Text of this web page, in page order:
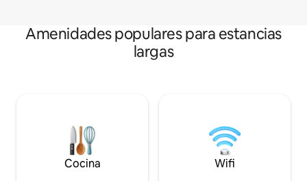
Amenidades populares para estancias
largas
Cocina Wifi